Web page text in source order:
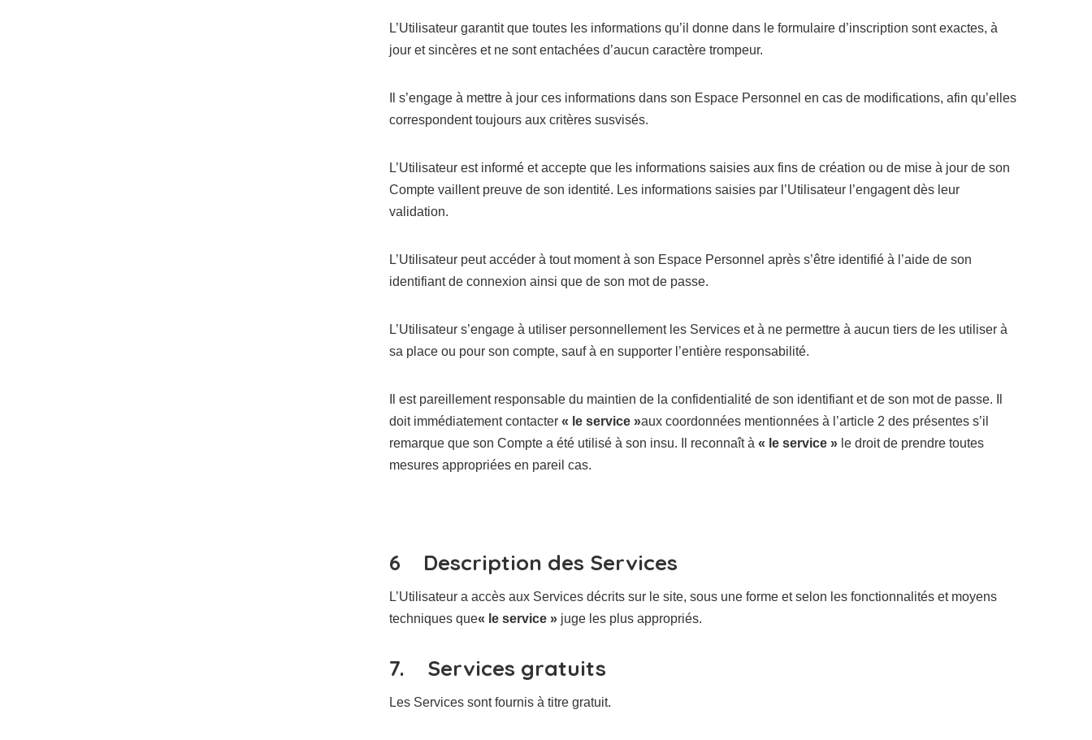
L’Utilisateur garantit que toutes les informations qu’il donne dans le formulaire d’inscription sont exactes, à
jour et sincères et ne sont entachées d’aucun caractère trompeur.
Il s’engage à mettre à jour ces informations dans son Espace Personnel en cas de modifications, afin qu’elles
correspondent toujours aux critères susvisés.
L’Utilisateur est informé et accepte que les informations saisies aux fins de création ou de mise à jour de son
Compte vaillent preuve de son identité. Les informations saisies par l’Utilisateur l’engagent dès leur
validation.
L’Utilisateur peut accéder à tout moment à son Espace Personnel après s’être identifié à l’aide de son
identifiant de connexion ainsi que de son mot de passe.
L’Utilisateur s’engage à utiliser personnellement les Services et à ne permettre à aucun tiers de les utiliser à
sa place ou pour son compte, sauf à en supporter l’entière responsabilité.
Il est pareillement responsable du maintien de la confidentialité de son identifiant et de son mot de passe. Il
doit immédiatement contacter « le service »aux coordonnées mentionnées à l’article 2 des présentes s’il
remarque que son Compte a été utilisé à son insu. Il reconnaît à « le service »le droit de prendre toutes
mesures appropriées en pareil cas.
6 Description des Services
L’Utilisateur a accès aux Services décrits sur le site, sous une forme et selon les fonctionnalités et moyens
techniques que« le service »juge les plus appropriés.
7. Services gratuits
Les Services sont fournis à titre gratuit.